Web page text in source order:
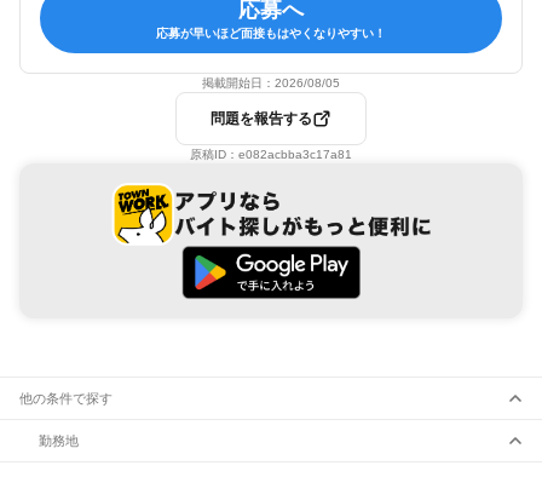
応募へ
応募が早いほど面接もはやくなりやすい！
掲載開始日： 2026/08/05
問題を報告する
原稿ID： e082acbba3c17a81
他の条件で探す
勤務地